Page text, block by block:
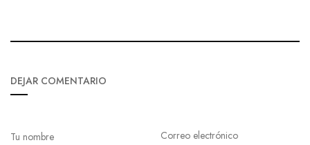
DEJAR COMENTARIO